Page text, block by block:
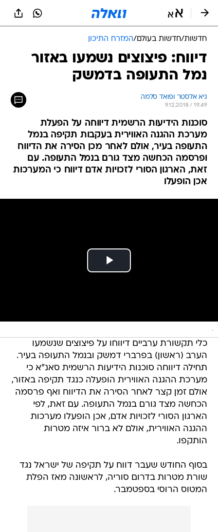
חדשות/חדשות בעולם/המזרח התיכון
דיווח: פיצוצים נשמעו באזור
נמל התעופה בדמשק
גיא אלסטר ופואד סלמה
9.12.2018 / 19:49
סוכנות הידיעות הרשמית דיווחה על הפעלת
מערכת ההגנה האווירית בעקבות תקיפה בנמל
התעופה בעיר, אולם לאחר מכן הסירה את הדיווח
ופרסמה הכחשה מצד גורם בנמל התעופה. עם
זאת, הארגון הסורי לזכויות אדם דיווח כי המערכות
אכן הופעלו
.
כלי תקשורת ערביים דיווחו על פיצוצים שנשמעו
הערב (ראשון) בפרברי דמשק ובנמל התעופה בעיר.
תחילה דיווחה סוכנות הידיעות הרשמית סאנ"א כי
מערכת ההגנה האווירית הופעלה כנגד תקיפה באזור,
אולם זמן קצר לאחר הסירה את הדיווח ואף פרסמה
הכחשה מצד גורם בנמל התעופה. עם זאת, לפי
הארגון הסורי לזכויות אדם, אכן הופעלו מערכות
ההגנה האווירית, אולם לא ברור איזה מטרות
הותקפו.
בסוף החודש שעבר דווח על תקיפה של ישראל נגד
שורת מטרות בדרום סוריה, לראשונה מאז הפלת
המטוס הרוסי בספטמבר.